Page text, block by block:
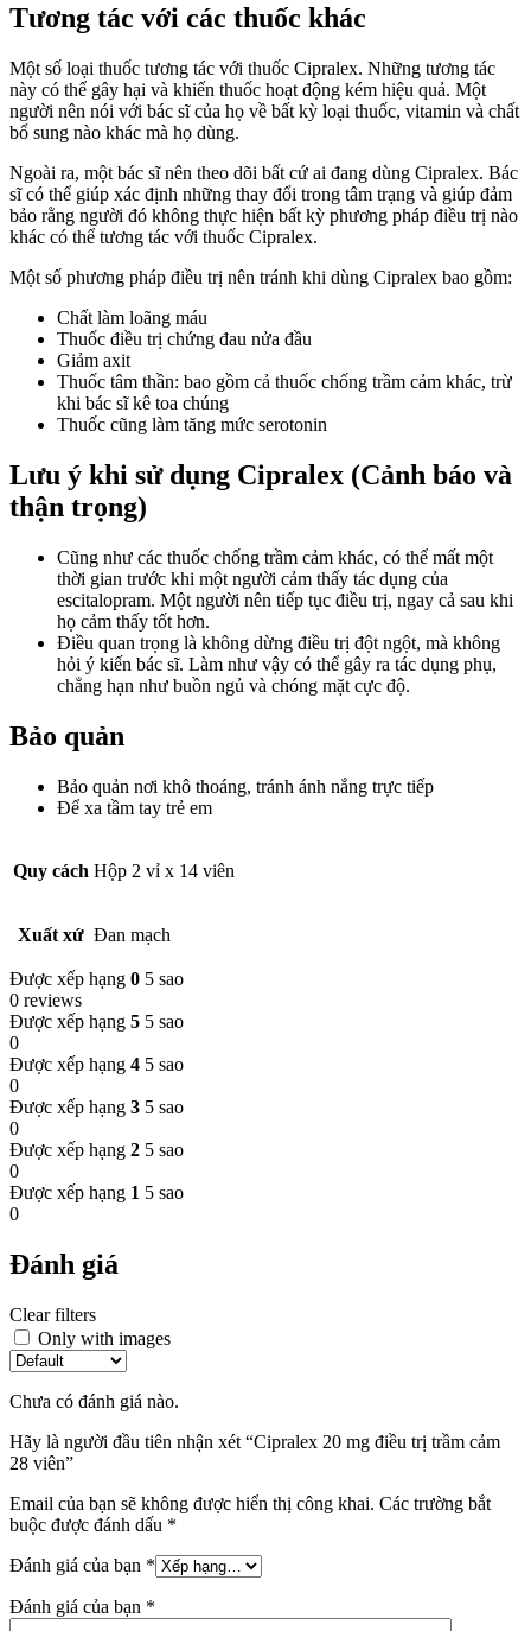
Tương tác với các thuốc khác
Một số loại thuốc tương tác với thuốc Cipralex. Những tương tác
này có thể gây hại và khiến thuốc hoạt động kém hiệu quả. Một
người nên nói với bác sĩ của họ về bất kỳ loại thuốc, vitamin và chất
bổ sung nào khác mà họ dùng.
Ngoài ra, một bác sĩ nên theo dõi bất cứ ai đang dùng Cipralex. Bác
sĩ có thể giúp xác định những thay đổi trong tâm trạng và giúp đảm
bảo rằng người đó không thực hiện bất kỳ phương pháp điều trị nào
khác có thể tương tác với thuốc Cipralex.
Một số phương pháp điều trị nên tránh khi dùng Cipralex bao gồm:
Chất làm loãng máu
Thuốc điều trị chứng đau nửa đầu
Giảm axit
Thuốc tâm thần: bao gồm cả thuốc chống trầm cảm khác, trừ
khi bác sĩ kê toa chúng
Thuốc cũng làm tăng mức serotonin
Lưu ý khi sử dụng Cipralex (Cảnh báo và
thận trọng)
Cũng như các thuốc chống trầm cảm khác, có thể mất một
thời gian trước khi một người cảm thấy tác dụng của
escitalopram. Một người nên tiếp tục điều trị, ngay cả sau khi
họ cảm thấy tốt hơn.
Điều quan trọng là không dừng điều trị đột ngột, mà không
hỏi ý kiến ​​bác sĩ. Làm như vậy có thể gây ra tác dụng phụ,
chẳng hạn như buồn ngủ và chóng mặt cực độ.
Bảo quản
Bảo quản nơi khô thoáng, tránh ánh nắng trực tiếp
Để xa tầm tay trẻ em
Quy cách Hộp 2 vỉ x 14 viên
Xuất xứ Đan mạch
Được xếp hạng 0 5 sao
0 reviews
Được xếp hạng 5 5 sao
0
Được xếp hạng 4 5 sao
0
Được xếp hạng 3 5 sao
0
Được xếp hạng 2 5 sao
0
Được xếp hạng 1 5 sao
0
Đánh giá
Clear filters
Only with images
Chưa có đánh giá nào.
Hãy là người đầu tiên nhận xét “Cipralex 20 mg điều trị trầm cảm
28 viên”
Email của bạn sẽ không được hiển thị công khai. Các trường bắt
buộc được đánh dấu *
Đánh giá của bạn *
Đánh giá của bạn *